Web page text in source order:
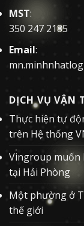
MST:
350 247 2185
Email:
DỊCH VỤ VẬN
Thực hiện tự
trên Hệ thống
Vingroup muốn
tại Hải Phòng
Một phường ở
thế giới